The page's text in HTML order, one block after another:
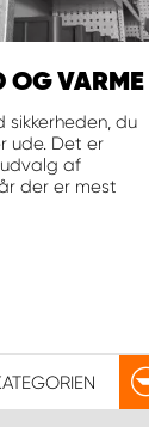
OG VARME
du
ude. Det er
af
der er mest